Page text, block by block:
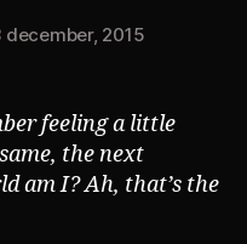
december, 2015
feeling a little
the next
am I? Ah, that’s the